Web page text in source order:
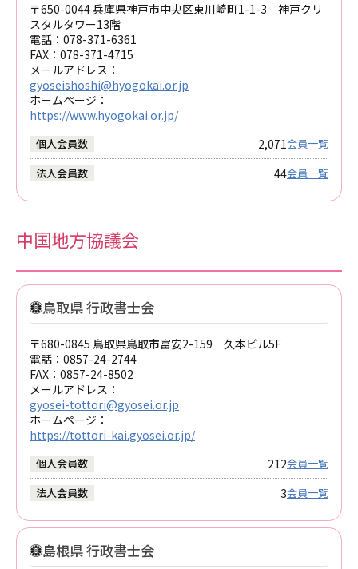
〒650-0044 兵庫県神戸市中央区東川崎町1-1-3 神戸クリ
スタルタワー13階
電話： 078-371-6361
FAX： 078-371-4715
メールアドレス：
gyoseishoshi@hyogokai.or.jp
ホームページ：
https://www.hyogokai.or.jp/
個人会員数 2,071会員一覧
法人会員数
44会員一覧
中国地方協議会
鳥取県 行政書士会
〒680-0845 鳥取県鳥取市富安2-159 久本ビル5F
電話： 0857-24-2744
FAX： 0857-24-8502
メールアドレス：
gyosei-tottori@gyosei.or.jp
ホームページ：
https://tottori-kai.gyosei.or.jp/
個人会員数 212会員一覧
法人会員数
3会員一覧
島根県 行政書士会